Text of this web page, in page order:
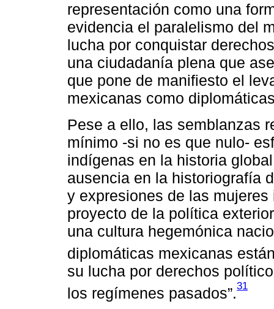
representación como una
evidencia el paralelismo del
lucha por conquistar
una ciudadanía plena que
que pone de manifiesto el
mexicanas como
Pese a ello, las semblanzas
mínimo -si no es que nulo-
indígenas en la historia
ausencia en la historiografía
y expresiones de las
proyecto de la política
una cultura hegemónica
diplomáticas mexicanas
su lucha por derechos
los regímenes pasados”.31